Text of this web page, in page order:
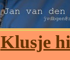
Klusje